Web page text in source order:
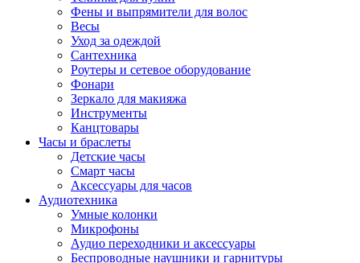
Фены и выпрямители для волос
Весы
Уход за одеждой
Сантехника
Роутеры и сетевое оборудование
Фонари
Зеркало для макияжа
Инструменты
Канцтовары
Часы и браслеты
Детские часы
Смарт часы
Аксессуары для часов
Аудиотехника
Умные колонки
Микрофоны
Аудио переходники и аксессуары
Беспроводные наушники и гарнитуры